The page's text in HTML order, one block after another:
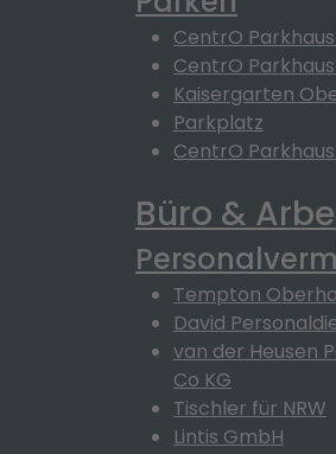
CentrO
CentrO
Kaisergarten
Parkplatz
CentrO
Büro &
Tempton
David
van der Heusen
Co KG
Tischler für NRW
Lintis GmbH